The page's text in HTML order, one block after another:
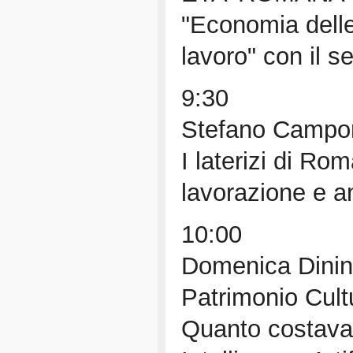
"Economia
lavoro" con il
9:30
Stefano
I laterizi di
lavorazione e
10:00
Domenica
Patrimonio
Quanto